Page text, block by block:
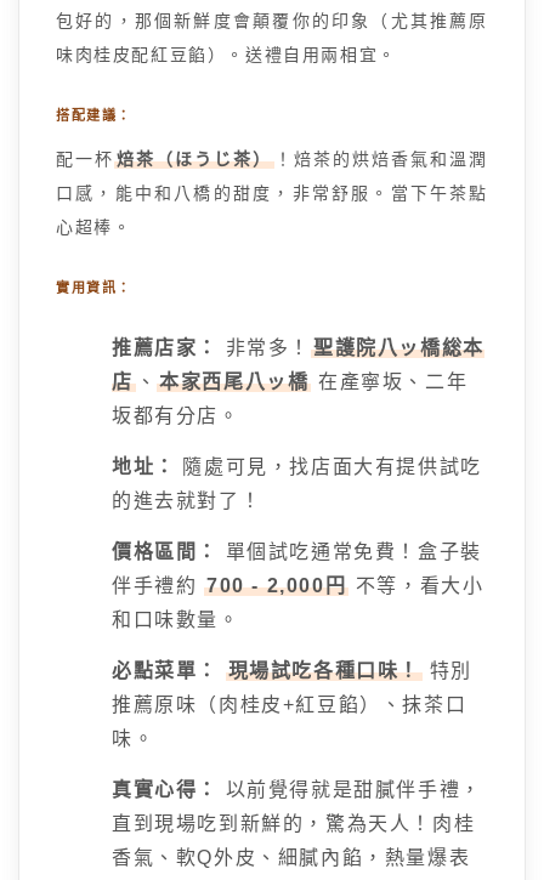
包好的，那個新鮮度會顛覆你的印象（尤其推薦原
味肉桂皮配紅豆餡）。送禮自用兩相宜。
搭配建議：
配一杯焙茶（ほうじ茶） ！焙茶的烘焙香氣和溫潤
口感，能中和八橋的甜度，非常舒服。當下午茶點
心超棒。
實用資訊：
推薦店家： 非常多！
聖護院八ッ橋総本
店、本家西尾八ッ橋 在產寧坂、二年
坂都有分店。
地址：
隨處可見，找店面大有提供試吃
的進去就對了！
價格區間：
單個試吃通常免費！盒子裝
伴手禮約 700 - 2,000円 不等，看大小
和口味數量。
必點菜單： 現場試吃各種口味！ 特別
推薦原味（肉桂皮+紅豆餡）、抹茶口
味。
真實心得：
以前覺得就是甜膩伴手禮，
直到現場吃到新鮮的，驚為天人！肉桂
香氣、軟Q外皮、細膩內餡，熱量爆表